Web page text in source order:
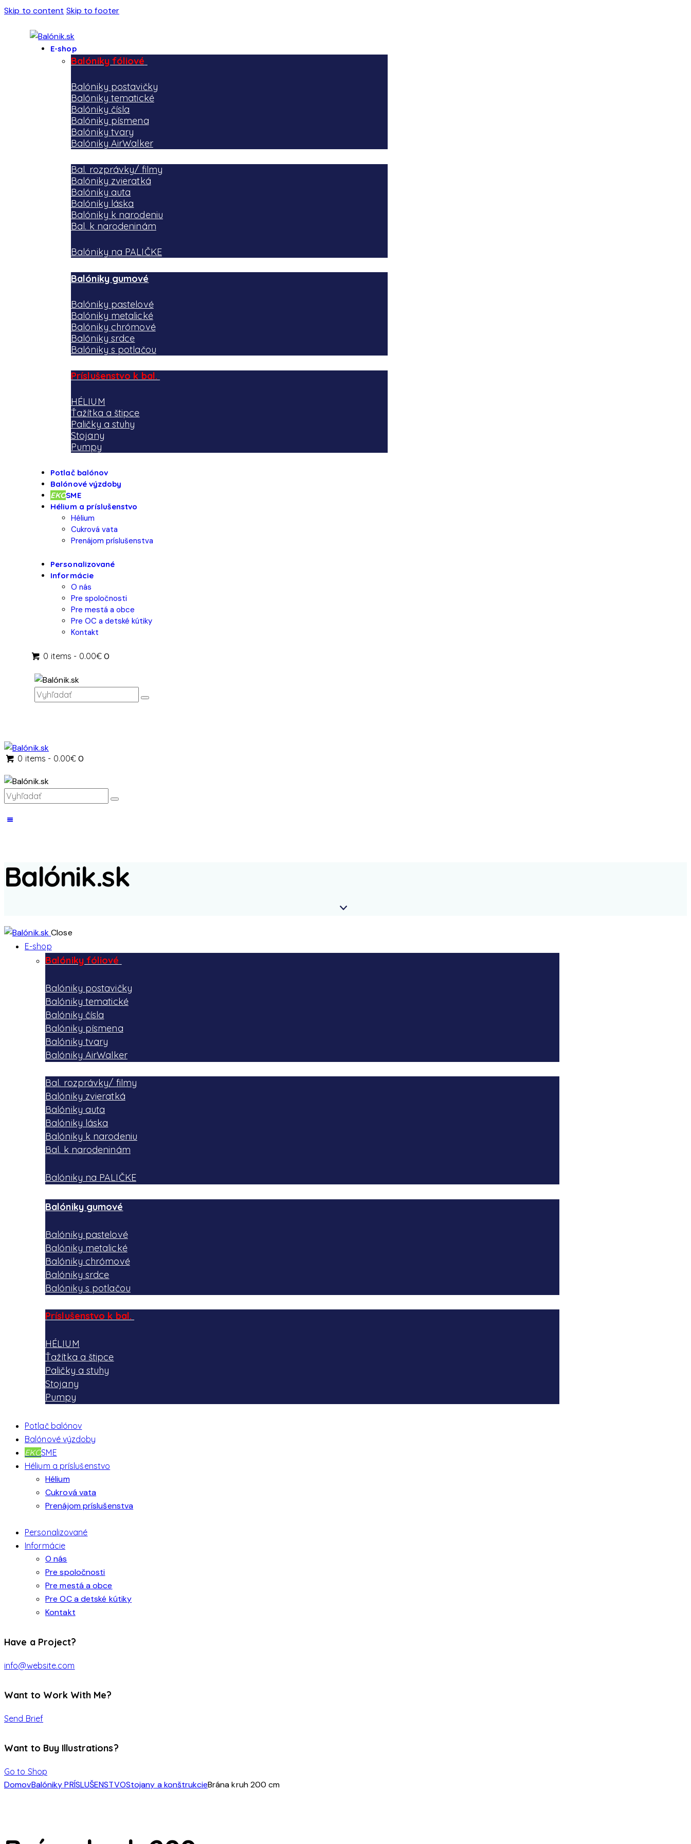
Skip to content Skip to footer
E-shop
Balóniky fóliové
Balóniky postavičky
Balóniky tematické
Balóniky čísla
Balóniky písmena
Balóniky tvary
Balóniky AirWalker
Bal. rozprávky/ filmy
Balóniky zvieratká
Balóniky auta
Balóniky láska
Balóniky k narodeniu
Bal. k narodeninám
Balóniky na PALIČKE
Balóniky gumové
Balóniky pastelové
Balóniky metalické
Balóniky chrómové
Balóniky srdce
Balóniky s potlačou
Príslušenstvo k bal.
HÉLIUM
Ťažítka a štipce
Paličky a stuhy
Stojany
Pumpy
Potlač balónov
Balónové výzdoby
EKOSME
Hélium a príslušenstvo
Hélium
Cukrová vata
Prenájom príslušenstva
Personalizované
Informácie
O nás
Pre spoločnosti
Pre mestá a obce
Pre OC a detské kútiky
Kontakt
0 items - 0.00€ 0
0 items - 0.00€ 0
Balónik.sk
Close
E-shop
Balóniky fóliové
Balóniky postavičky
Balóniky tematické
Balóniky čísla
Balóniky písmena
Balóniky tvary
Balóniky AirWalker
Bal. rozprávky/ filmy
Balóniky zvieratká
Balóniky auta
Balóniky láska
Balóniky k narodeniu
Bal. k narodeninám
Balóniky na PALIČKE
Balóniky gumové
Balóniky pastelové
Balóniky metalické
Balóniky chrómové
Balóniky srdce
Balóniky s potlačou
Príslušenstvo k bal.
HÉLIUM
Ťažítka a štipce
Paličky a stuhy
Stojany
Pumpy
Potlač balónov
Balónové výzdoby
EKOSME
Hélium a príslušenstvo
Hélium
Cukrová vata
Prenájom príslušenstva
Personalizované
Informácie
O nás
Pre spoločnosti
Pre mestá a obce
Pre OC a detské kútiky
Kontakt
Have a Project?
info@website.com
Want to Work With Me?
Send Brief
Want to Buy Illustrations?
Go to Shop
DomovBalóniky PRÍSLUŠENSTVOStojany a konštrukcieBrána kruh 200 cm